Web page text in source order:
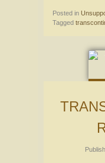
Posted in
Tagged
TRANSCONTINENTAL